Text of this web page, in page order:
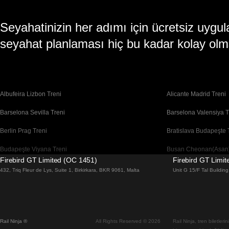
Seyahatinizin her adımı için ücretsiz
seyahat planlaması hiç bu kadar kolay
Albufeira Lizbon Treni Alicante Madrid Treni
Barselona Sevilla Treni Barselona Valensiya
Berlin Prag Treni Bratislava Budapeşte
Budapeşte Viyana Treni Busan
Cheonan(Asan) Busan Treni Coimbra Lizbon Treni
Flam Oslo Treni Floransa Roma Treni
Firebird GT Limited (OC 1451)
432, Triq Fleur de Lys, Suite 1, Birkirkara, BKR 9061, Malta
Firebird GT
Unit G 15/F Tal
Rail Ninja ® All Rights Reserved © 2026
Rail Ninja, tren